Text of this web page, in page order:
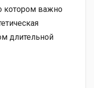
котором важно
длительной